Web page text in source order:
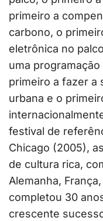
primeiro a
carbono, o
eletrônica no
uma
primeiro a fazer a
urbana e o
festival de
Chicago (2005),
de cultura rica,
Alemanha,
completou 30
crescente